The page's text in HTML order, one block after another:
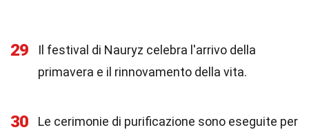
29
Il festival di Nauryz celebra l'arrivo della
primavera e il rinnovamento della vita.
30
Le cerimonie di purificazione sono eseguite per